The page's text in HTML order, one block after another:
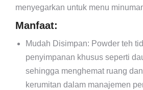
menyegarkan untuk menu
Manfaat:
Mudah Disimpan: Powder teh
penyimpanan khusus seperti
sehingga menghemat ruang
kerumitan dalam manajemen